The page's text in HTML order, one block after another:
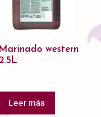
Marinado western
Leer más